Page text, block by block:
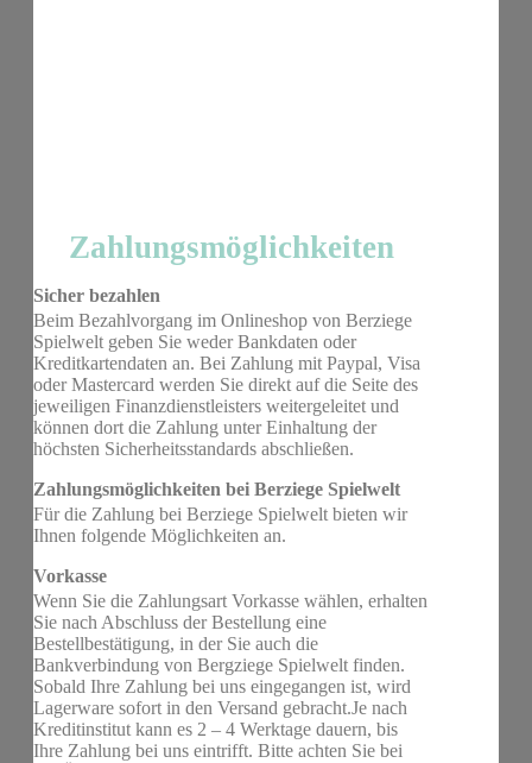
Zahlungsmöglichkeiten
Sicher bezahlen
Beim Bezahlvorgang im Onlineshop von Berziege
Spielwelt geben Sie weder Bankdaten oder
Kreditkartendaten an. Bei Zahlung mit Paypal, Visa
oder Mastercard werden Sie direkt auf die Seite des
jeweiligen Finanzdienstleisters weitergeleitet und
können dort die Zahlung unter Einhaltung der
höchsten Sicherheitsstandards abschließen.
Zahlungsmöglichkeiten bei Berziege Spielwelt
Für die Zahlung bei Berziege Spielwelt bieten wir
Ihnen folgende Möglichkeiten an.
Vorkasse
Wenn Sie die Zahlungsart Vorkasse wählen, erhalten
Sie nach Abschluss der Bestellung eine
Bestellbestätigung, in der Sie auch die
Bankverbindung von Bergziege Spielwelt finden.
Sobald Ihre Zahlung bei uns eingegangen ist, wird
Lagerware sofort in den Versand gebracht.Je nach
Kreditinstitut kann es 2 – 4 Werktage dauern, bis
Ihre Zahlung bei uns eintrifft. Bitte achten Sie bei